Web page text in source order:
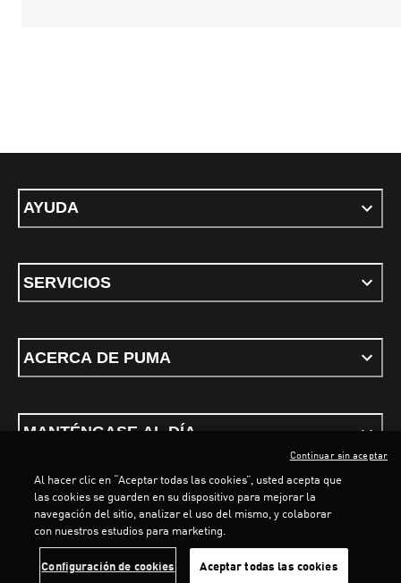
LOADING...
AYUDA
SERVICIOS
ACERCA DE PUMA
MANTÉNGASE AL DÍA
Términos y condicionesPolítica de Privacidad
PUMA, 2026. Todos los derechos reservados
Al hacer clic en “Aceptar todas las cookies”, usted acepta que
las cookies se guarden en su dispositivo para mejorar la
navegación del sitio, analizar el uso del mismo, y colaborar
con nuestros estudios para marketing.
Configuración de cookies Aceptar todas las cookies
Continuar sin aceptar